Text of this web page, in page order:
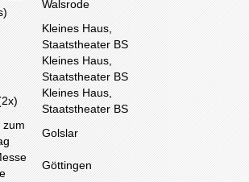
Walsrode
Kleines Haus,
Staatstheater BS
Kleines Haus,
Staatstheater BS
Kleines Haus,
Staatstheater BS
zum
Golslar
Göttingen